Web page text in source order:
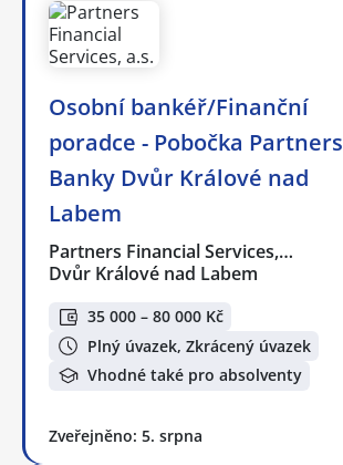
Osobní bankéř/Finanční
poradce - Pobočka Partners
Banky Dvůr Králové nad
Labem
Partners Financial Services,…
Dvůr Králové nad Labem
35 000 – 80 000 Kč
Plný úvazek, Zkrácený úvazek
Vhodné také pro absolventy
Zveřejněno: 5. srpna